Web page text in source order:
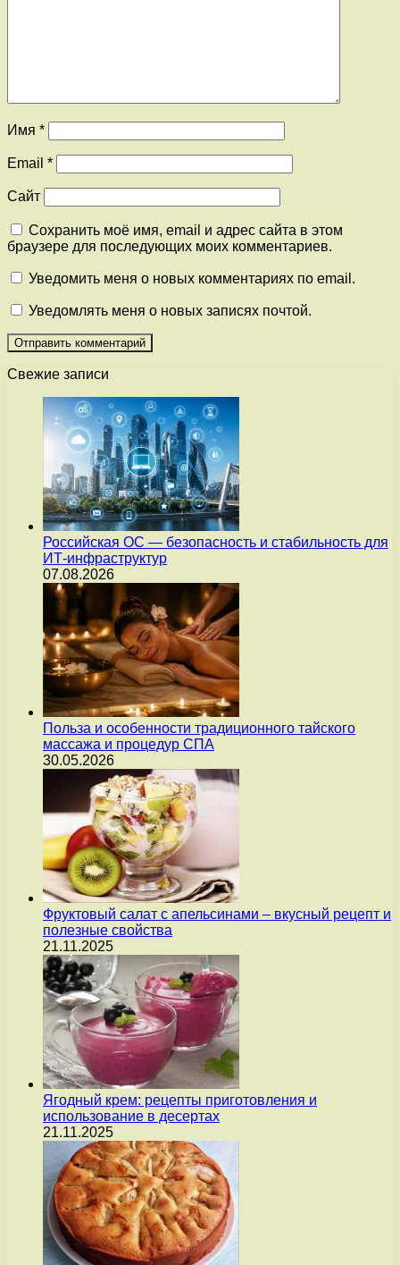
Имя *
Email *
Сайт
Сохранить моё имя, email и адрес сайта в этом
браузере для последующих моих комментариев.
Уведомить меня о новых комментариях по email.
Уведомлять меня о новых записях почтой.
Свежие записи
Российская ОС — безопасность и стабильность для
ИТ-инфраструктур
07.08.2026
Польза и особенности традиционного тайского
массажа и процедур СПА
30.05.2026
Фруктовый салат с апельсинами – вкусный рецепт и
полезные свойства
21.11.2025
Ягодный крем: рецепты приготовления и
использование в десертах
21.11.2025